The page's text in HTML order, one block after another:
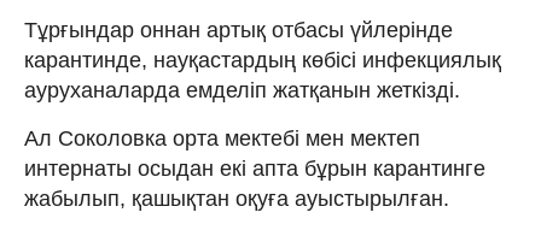
Тұрғындар оннан артық отбасы үйлерінде
карантинде, науқастардың көбісі инфекциялық
ауруханаларда емделіп жатқанын жеткізді.
Ал Соколовка орта мектебі мен мектеп
интернаты осыдан екі апта бұрын карантинге
жабылып, қашықтан оқуға ауыстырылған.